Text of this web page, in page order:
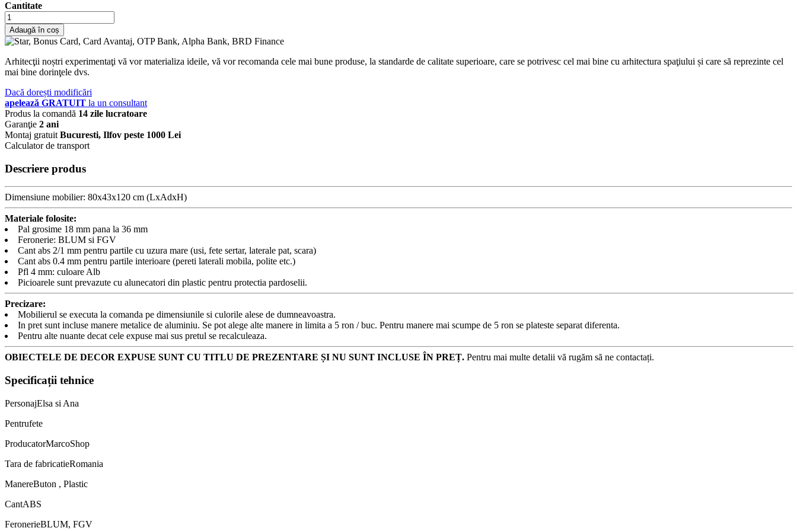
Cantitate
Adaugă în coș
Arhitecţii noștri experimentaţi vă vor materializa ideile, vă vor recomanda cele mai bune produse, la standarde de calitate superioare, care se potrivesc cel mai bine cu arhitectura spaţiului și care să reprezinte cel
mai bine dorinţele dvs.
Dacă dorești modificări
apelează GRATUIT la un consultant
Produs la comandă 14 zile lucratoare
Garanţie 2 ani
Montaj gratuit Bucuresti, Ilfov peste 1000 Lei
Calculator de transport
Descriere produs
Dimensiune mobilier: 80x43x120 cm (LxAdxH)
Materiale folosite:
Pal grosime 18 mm pana la 36 mm
Feronerie: BLUM si FGV
Cant abs 2/1 mm pentru partile cu uzura mare (usi, fete sertar, laterale pat, scara)
Cant abs 0.4 mm pentru partile interioare (pereti laterali mobila, polite etc.)
Pfl 4 mm: culoare Alb
Picioarele sunt prevazute cu alunecatori din plastic pentru protectia pardoselii.
Precizare:
Mobilierul se executa la comanda pe dimensiunile si culorile alese de dumneavoastra.
In pret sunt incluse manere metalice de aluminiu. Se pot alege alte manere in limita a 5 ron / buc. Pentru manere mai scumpe de 5 ron se plateste separat diferenta.
Pentru alte nuante decat cele expuse mai sus pretul se recalculeaza.
OBIECTELE DE DECOR EXPUSE SUNT CU TITLU DE PREZENTARE ȘI NU SUNT INCLUSE ÎN PREȚ. Pentru mai multe detalii vă rugăm să ne contactați.
Specificații tehnice
PersonajElsa si Ana
Pentrufete
ProducatorMarcoShop
Tara de fabricatieRomania
ManereButon , Plastic
CantABS
FeronerieBLUM, FGV